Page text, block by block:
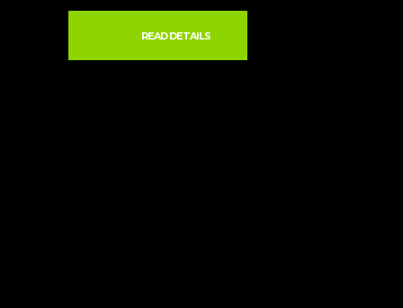
READ DETAILS